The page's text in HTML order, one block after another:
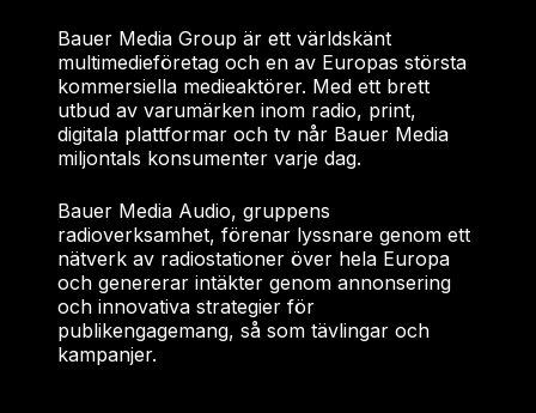
Bauer Media Group är ett världskänt
multimedieföretag och en av Europas största
kommersiella medieaktörer. Med ett brett
utbud av varumärken inom radio, print,
digitala plattformar och tv når Bauer Media
miljontals konsumenter varje dag.
Bauer Media Audio, gruppens
radioverksamhet, förenar lyssnare genom ett
nätverk av radiostationer över hela Europa
och genererar intäkter genom annonsering
och innovativa strategier för
publikengagemang, så som tävlingar och
kampanjer.